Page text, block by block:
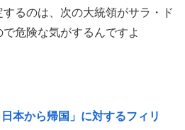
るのは、次の大統領がサラ・ド
危険な気がするんですよ
日本から帰国」に対するフィリ